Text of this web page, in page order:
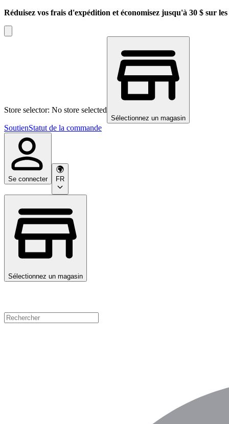
Réduisez vos frais d'expédition et économisez jusqu'à 30 $ sur
Store selector: No store selected
Sélectionnez un magasin
SoutienStatut de la commande
Se connecter FR
Sélectionnez un magasin